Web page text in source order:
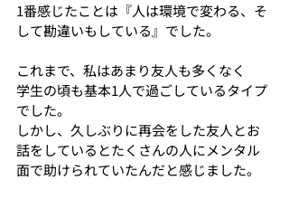
1番感じたことは『人は環境で変わる、そ
して勘違いもしている』でした。
これまで、私はあまり友人も多くなく
学生の頃も基本1人で過ごしているタイプ
でした。
しかし、久しぶりに再会をした友人とお
話をしているとたくさんの人にメンタル
面で助けられていたんだと感じました。